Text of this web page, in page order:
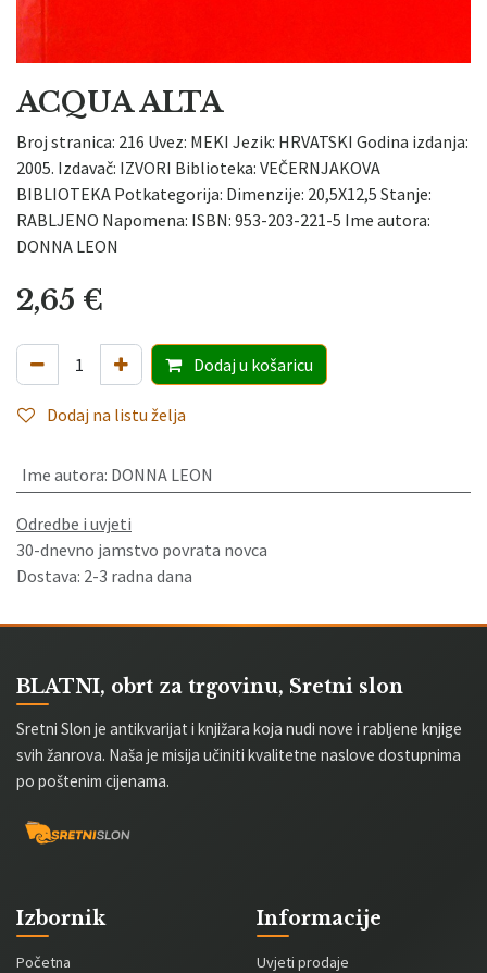
ACQUA ALTA
Broj stranica: 216 Uvez: MEKI Jezik: HRVATSKI Godina izdanja:
2005. Izdavač: IZVORI Biblioteka: VEČERNJAKOVA
BIBLIOTEKA Potkategorija: Dimenzije: 20,5X12,5 Stanje:
RABLJENO Napomena: ISBN: 953-203-221-5 Ime autora:
DONNA LEON
2,65 €
Dodaju košaricu
Dodaj na listu želja
Ime autora: DONNA LEON
Odredbe i uvjeti
30-dnevno jamstvo povrata novca
Dostava: 2-3 radna dana
BLATNI, obrt za trgovinu, Sretni slon
Sretni Slon je antikvarijat i knjižara koja nudi nove i rabljene knjige
svih žanrova. Naša je misija učiniti kvalitetne naslove dostupnima
po poštenim cijenama.
Izbornik
Početna
Informacije
Uvjeti prodaje